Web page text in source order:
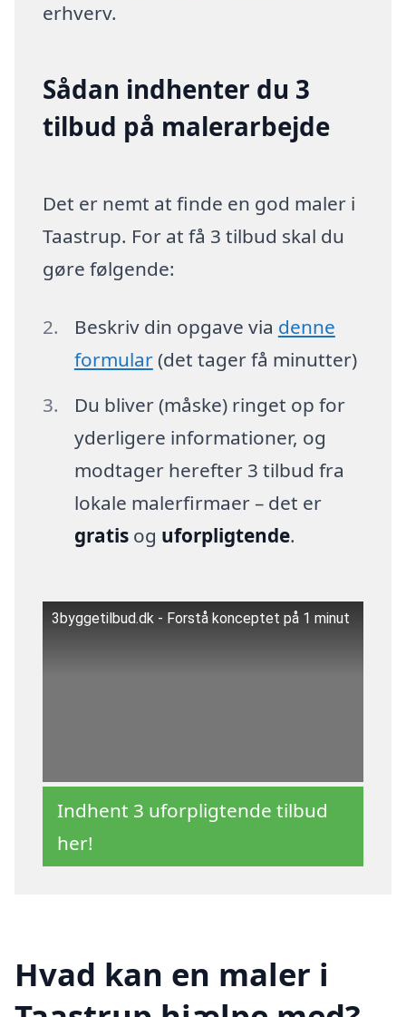
erhverv.
Sådan indhenter du 3
tilbud på malerarbejde
Det er nemt at finde en god maler i
Taastrup. For at få 3 tilbud skal du
gøre følgende:
Beskriv din opgave via denne
formular(det tager få minutter)
Du bliver (måske) ringet op for
yderligere informationer, og
modtager herefter 3 tilbud fra
lokale malerfirmaer – det er
gratisog uforpligtende.
3byggetilbud.dk - Forstå konceptet på 1 minut
Indhent 3 uforpligtende tilbud
her!
Hvad kan en maler i